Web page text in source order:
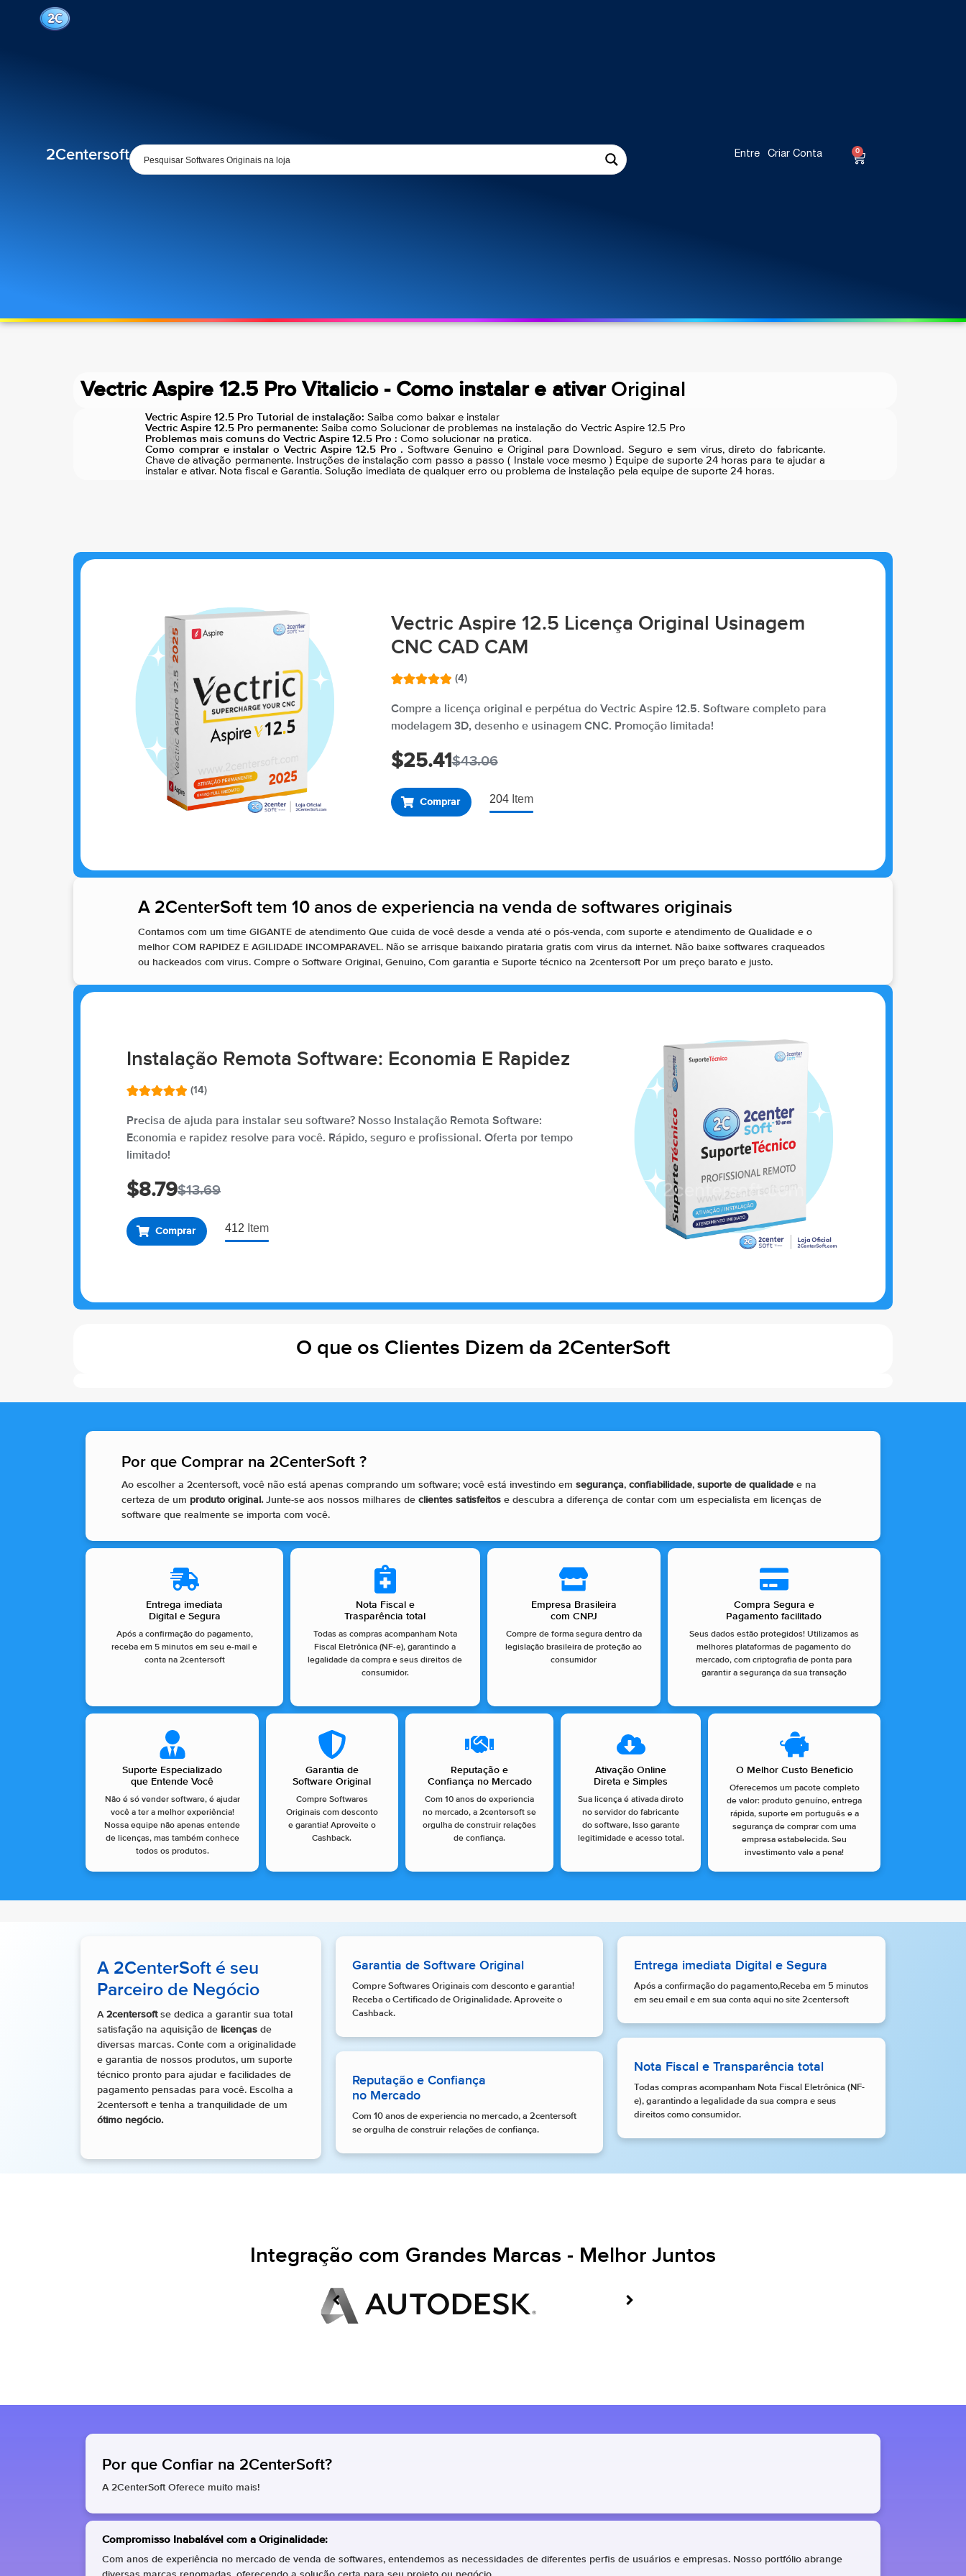
2Centersoft Entre Criar Conta 0
Vectric Aspire 12.5 Pro Vitalicio - Como instalar e ativarOriginal
Vectric Aspire 12.5 Pro Tutorial de instalação: Saiba como baixar e instalar
Vectric Aspire 12.5 Pro permanente: Saiba como Solucionar de problemas na instalação do Vectric Aspire 12.5 Pro
Problemas mais comuns do Vectric Aspire 12.5 Pro : Como solucionar na pratica.
Como comprar e instalar o Vectric Aspire 12.5 Pro . Software Genuino e Original para Download. Seguro e sem virus, direto do fabricante.
Chave de ativação permanente. Instruções de instalação com passo a passo ( Instale voce mesmo ) Equipe de suporte 24 horas para te ajudar a
instalar e ativar. Nota fiscal e Garantia. Solução imediata de qualquer erro ou problema de instalação pela equipe de suporte 24 horas.
Vectric Aspire 12.5 Licença Original Usinagem
CNC CAD CAM
como5.00
de 5, com
baseado
avaliações
de clientes
(4)
Compre a licença original e perpétua do Vectric Aspire 12.5. Software completo para
modelagem 3D, desenho e usinagem CNC. Promoção limitada!
$43.06
$25.41
Comprar 204Item
A 2CenterSoft tem 10 anos de experiencia na venda de softwares originais
Contamos com um time GIGANTE de atendimento Que cuida de você desde a venda até o pós-venda, com suporte e atendimento de Qualidade e o
melhor COM RAPIDEZ E AGILIDADE INCOMPARAVEL. Não se arrisque baixando pirataria gratis com virus da internet. Não baixe softwares craqueados
ou hackeados com virus. Compre o Software Original, Genuino, Com garantia e Suporte técnico na 2centersoft Por um preço barato e justo.
Instalação Remota Software: Economia E Rapidez
como5.00
baseado
em
avaliações
(14)
Precisa de ajuda para instalar seu software? Nosso Instalação Remota Software:
Economia e rapidez resolve para você. Rápido, seguro e profissional. Oferta por tempo
limitado!
$13.69
$8.79
Comprar 412 Item
O que os Clientes Dizem da 2CenterSoft
Por que Comprar na 2CenterSoft ?​
Ao escolher a 2centersoft, você não está apenas comprando um software; você está investindo emsegurança,confiabilidade,suporte de qualidade e na
certeza de um produto original.Junte-se aos nossos milhares declientes satisfeitos e descubra a diferença de contar com um especialista em licenças de
software que realmente se importa com você.
Entrega imediata
Digital e Segura
Após a confirmação do pagamento,
receba em 5 minutos em seu e-mail e
conta na 2centersoft
Nota Fiscal e
Trasparência total
Todas as compras acompanham Nota
Fiscal Eletrônica (NF-e), garantindo a
legalidade da compra e seus direitos de
consumidor.
Empresa Brasileira
com CNPJ
Compre de forma segura dentro da
legislação brasileira de proteção ao
consumidor
Compra Segura e
Pagamento facilitado
Seus dados estão protegidos! Utilizamos as
melhores plataformas de pagamento do
mercado, com criptografia de ponta para
garantir a segurança da sua transação
Suporte Especializado
que Entende Você
Não é só vender software, é ajudar
você a ter a melhor experiência!
Nossa equipe não apenas entende
de licenças, mas também conhece
todos os produtos.
Garantia de
Software Original
Compre Softwares
Originais com desconto
e garantia! Aproveite o
Cashback.
Reputação e
Confiança no Mercado
Com 10 anos de experiencia
no mercado, a 2centersoft se
orgulha de construir relações
de confiança.
Ativação Online
Direta e Simples
Sua licença é ativada direto
no servidor do fabricante
do software, Isso garante
legitimidade e acesso total.
O Melhor Custo Beneficio
Oferecemos um pacote completo
de valor: produto genuíno, entrega
rápida, suporte em português e a
segurança de comprar com uma
empresa estabelecida. Seu
investimento vale a pena!
A 2CenterSoft é seu
Parceiro de Negócio
A 2centersoftse dedica a garantir sua total
satisfação na aquisição de licenças de
diversas marcas. Conte com a originalidade
e garantia de nossos produtos, um suporte
técnico pronto para ajudar e facilidades de
pagamento pensadas para você. Escolha a
2centersoft e tenha a tranquilidade de um
ótimo negócio.
Garantia de Software Original
Compre Softwares Originais com desconto e garantia!
Receba o Certificado de Originalidade. Aproveite o
Cashback.
Reputação e Confiança
no Mercado
Com 10 anos de experiencia no mercado, a 2centersoft
se orgulha de construir relações de confiança.
Entrega imediata Digital e Segura
Após a confirmação do pagamento,Receba em 5 minutos
em seu email e em sua conta aqui no site 2centersoft
Nota Fiscal e Transparência total
Todas compras acompanham Nota Fiscal Eletrônica (NF-
e), garantindo a legalidade da sua compra e seus
direitos como consumidor.
Integração com Grandes Marcas - Melhor Juntos
Por que Confiar na 2CenterSoft?
A 2CenterSoft Oferece muito mais!
Compromisso Inabalável com a Originalidade:
Com anos de experiência no mercado de venda de softwares, entendemos as necessidades de diferentes perfis de usuários e empresas. Nosso portfólio abrange